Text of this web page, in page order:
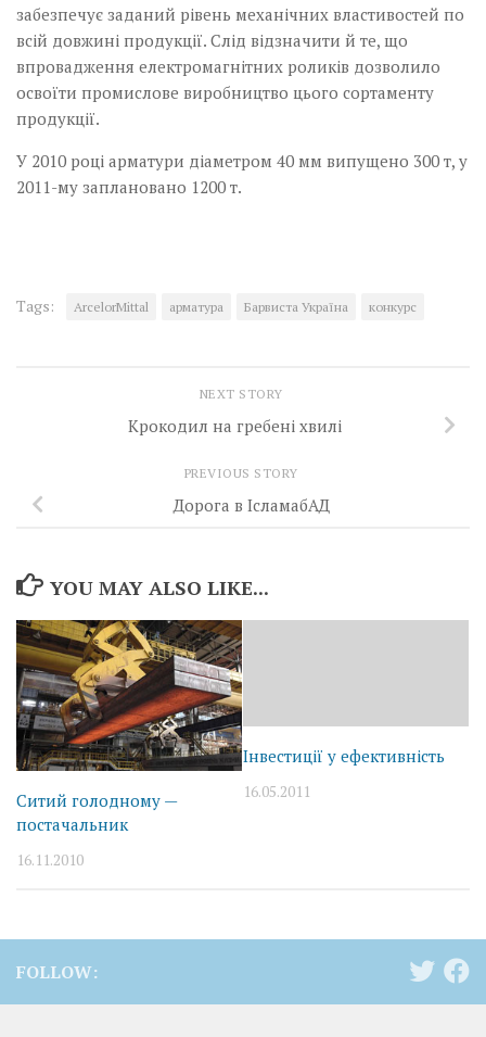
забезпечує заданий рівень механічних властивостей по
всій довжині продукції. Слід відзначити й те, що
впровадження електромагнітних роликів дозволило
освоїти промислове виробництво цього сортаменту
продукції.
У 2010 році арматури діаметром 40 мм випущено 300 т, у
2011-му заплановано 1200 т.
Tags: ArcelorMittal арматура Барвиста Україна конкурс
NEXT STORY
Крокодил на гребені хвилі
PREVIOUS STORY
Дорога в ІсламабАД
YOU MAY ALSO LIKE...
Ситий голодному —
постачальник
16.11.2010
Інвестиції у ефективність
16.05.2011
FOLLOW: